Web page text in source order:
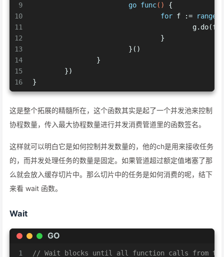
9
10
11
12
13
14
15
16
go func()
{
for f := range
					g.do(f)
				}
			}()
		}
	})
}
这是整个拓展的精髓所在，这个函数其实是起了一个并发池来控制
协程数量，传入最大协程数量进行并发消费管道里的函数签名。
这样就可以明白它是如何控制并发数量的，他的ch是用来接收任务
的，而并发处理任务的数量是固定。如果管道超过额定值堵塞了那
么就会放入缓存切片中。那么切片中的任务是如何消费的呢，结下
来看 wait 函数。
Wait
GO
1 // Wait blocks until all function calls from the